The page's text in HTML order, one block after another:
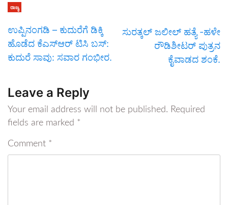
ರಾಜ್ಯ
ಉಪ್ಪಿನಂಗಡಿ – ಕುದುರೆಗೆ ಡಿಕ್ಕಿ
ಹೊಡೆದ ಕೆಎಸ್ಆರ್ ಟಿಸಿ ಬಸ್:
ಕುದುರೆ ಸಾವು: ಸವಾರ ಗಂಭೀರ.
ಸುರತ್ಕಲ್ ಜಲೀಲ್ ಹತ್ಯೆ -ಹಳೇ
ರೌಡಿಶೀಟರ್ ಪುತ್ರನ
ಕೈವಾಡದ ಶಂಕೆ.
Leave a Reply
Your email address will not be published. Required
fields are marked *
Comment *